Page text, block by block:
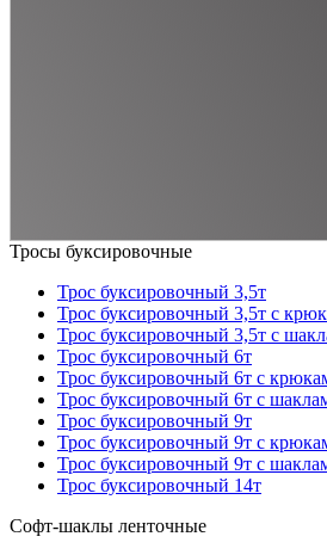
Тросы буксировочные
Трос буксировочный 3,5т
Трос буксировочный 3,5т с
Трос буксировочный 3,5т с
Трос буксировочный 6т
Трос буксировочный 6т с
Трос буксировочный 6т с
Трос буксировочный 9т
Трос буксировочный 9т с
Трос буксировочный 9т с
Трос буксировочный 14т
Софт-шаклы ленточные